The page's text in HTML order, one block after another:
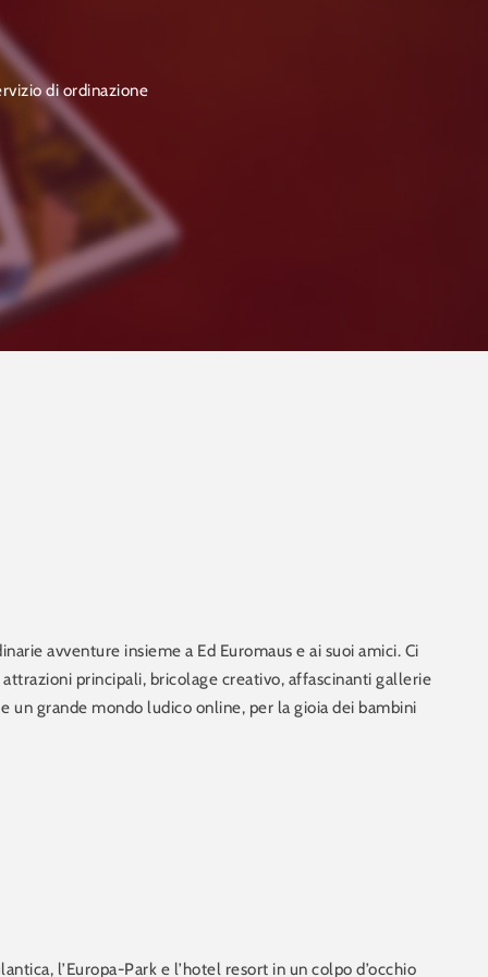
di ordinazione
avventure insieme a Ed Euromaus e ai suoi amici. Ci
principali, bricolage creativo, affascinanti gallerie
grande mondo ludico online, per la gioia dei bambini
l’Europa-Park e l’hotel resort in un colpo d’occhio